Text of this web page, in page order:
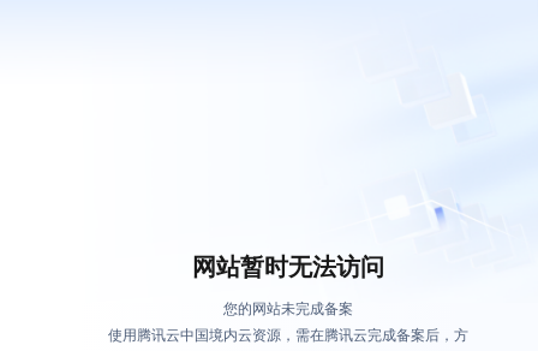
网站暂时无法访问
您的网站未完成备案
使用腾讯云中国境内云资源，需在腾讯云完成备案后，方